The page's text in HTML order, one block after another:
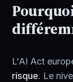
L'AI Act
risque. Le